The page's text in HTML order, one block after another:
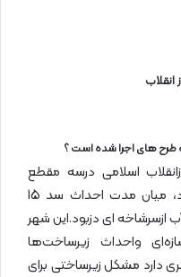
طرح های اجرا شده است ؟
اسلامی درسه مقطع
اضطراری انتقال آب ازچاهای علی آباد، میان مدت احداث سد 15
ازسرشاخه ای دزبود.این شهر
واحداث زیرساخت‌ها
دارد مشکل زیرساختی برای